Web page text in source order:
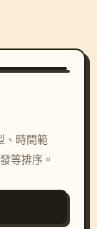
、時間範
等排序。